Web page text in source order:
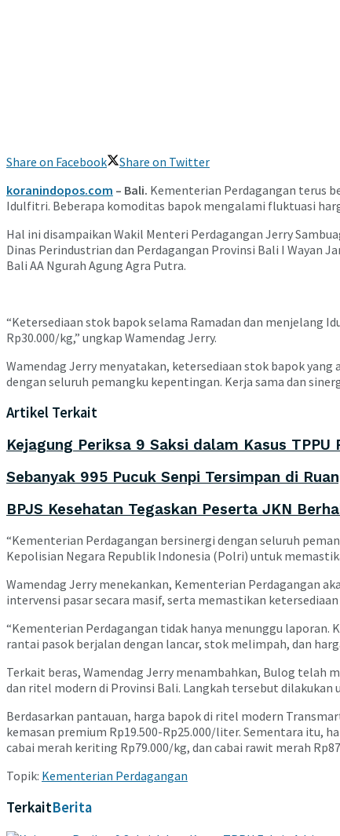
Share on Facebook
Share on Twitter
koranindopos.com – Bali. Kementerian Perdagangan terus
Idulfitri. Beberapa komoditas bapok mengalami fluktuasi
Hal ini disampaikan Wakil Menteri Perdagangan Jerry
Dinas Perindustrian dan Perdagangan Provinsi Bali I Wayan
Bali AA Ngurah Agung Agra Putra.
“Ketersediaan stok bapok selama Ramadan dan menjelang
Rp30.000/kg,” ungkap Wamendag Jerry.
Wamendag Jerry menyatakan, ketersediaan stok bapok
dengan seluruh pemangku kepentingan. Kerja sama dan
Artikel Terkait
Kejagung Periksa 9 Saksi dalam Kasus
Sebanyak 995 Pucuk Senpi Tersimpan di
BPJS Kesehatan Tegaskan Peserta JKN
“Kementerian Perdagangan bersinergi dengan seluruh
Kepolisian Negara Republik Indonesia (Polri) untuk
Wamendag Jerry menekankan, Kementerian Perdagangan
intervensi pasar secara masif, serta memastikan
“Kementerian Perdagangan tidak hanya menunggu
rantai pasok berjalan dengan lancar, stok melimpah, dan
Terkait beras, Wamendag Jerry menambahkan, Bulog telah
dan ritel modern di Provinsi Bali. Langkah tersebut
Berdasarkan pantauan, harga bapok di ritel modern
kemasan premium Rp19.500-Rp25.000/liter. Sementara itu,
cabai merah keriting Rp79.000/kg, dan cabai rawit merah
Topik: Kementerian Perdagangan
TerkaitBerita